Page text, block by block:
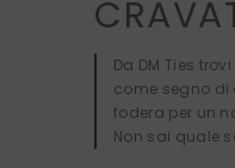
Da DM Ties
come segno di
fodera per un
Non sai quale